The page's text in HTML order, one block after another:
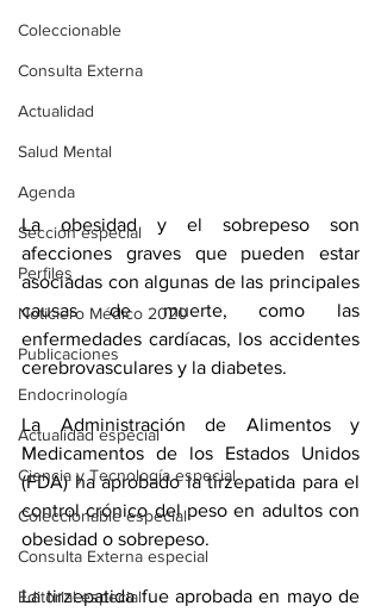
Coleccionable
Consulta Externa
Actualidad
Salud Mental
Agenda
Sección especial
Perfiles
Noticiero Médico 2020
Publicaciones
Endocrinología
Actualidad especial
Ciencia y Tecnología especial
Coleccionable especial
Consulta Externa especial
Editorial especial
La obesidad y el sobrepeso son
afecciones graves que pueden estar
asociadas con algunas de las principales
causas de muerte, como las
enfermedades cardíacas, los accidentes
cerebrovasculares y la diabetes.
La Administración de Alimentos y
Medicamentos de los Estados Unidos
(FDA) ha aprobado la tirzepatida para el
obesidad o sobrepeso.
La tirzepatida fue aprobada en mayo de